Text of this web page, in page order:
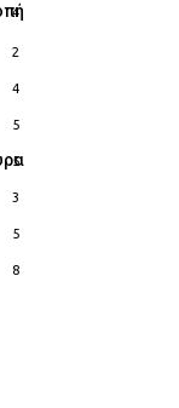
4
2
4
5
5
3
5
8